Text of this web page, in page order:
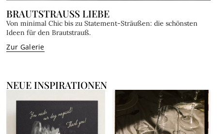
BRAUTSTRAUSS LIEBE
Von minimal Chic bis zu Statement-Sträußen: die schönsten
Ideen für den Brautstrauß.
Zur Galerie
NEUE INSPIRATIONEN